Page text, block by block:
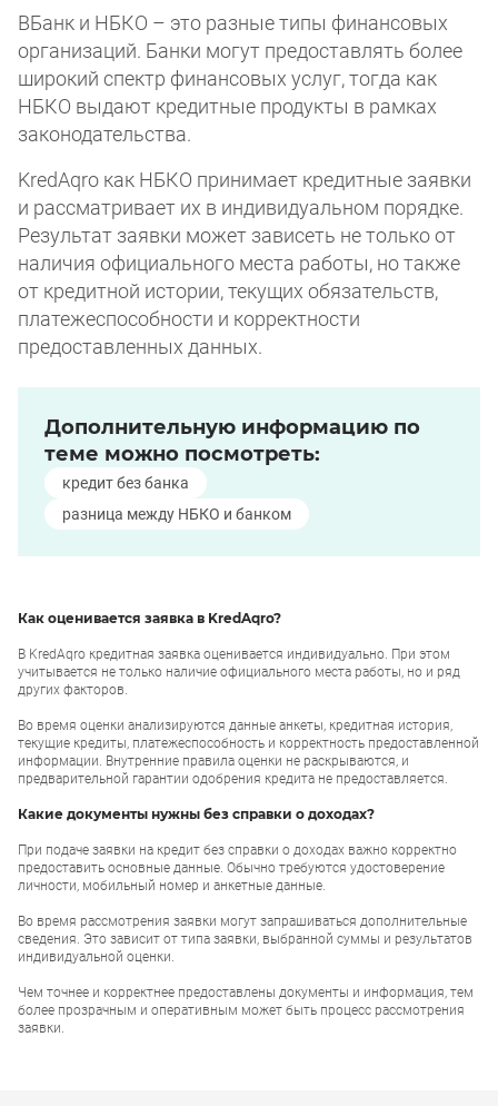
BБанк и НБКО – это разные типы финансовых
организаций. Банки могут предоставлять более
широкий спектр финансовых услуг, тогда как
НБКО выдают кредитные продукты в рамках
законодательства.
KredAqro как НБКО принимает кредитные заявки
и рассматривает их в индивидуальном порядке.
Результат заявки может зависеть не только от
наличия официального места работы, но также
от кредитной истории, текущих обязательств,
платежеспособности и корректности
предоставленных данных.
Дополнительную информацию по
теме можно посмотреть:
Дополнительную информацию по теме
кредит без банка
разница между НБКО и банком
Как оценивается заявка в KredAqro?
В KredAqro кредитная заявка оценивается индивидуально. При этом
учитывается не только наличие официального места работы, но и ряд
других факторов.
Во время оценки анализируются данные анкеты, кредитная история,
текущие кредиты, платежеспособность и корректность предоставленной
информации. Внутренние правила оценки не раскрываются, и
предварительной гарантии одобрения кредита не предоставляется.
Какие документы нужны без справки о доходах?
При подаче заявки на кредит без справки о доходах важно корректно
предоставить основные данные. Обычно требуются удостоверение
личности, мобильный номер и анкетные данные.
Во время рассмотрения заявки могут запрашиваться дополнительные
сведения. Это зависит от типа заявки, выбранной суммы и результатов
индивидуальной оценки.
Чем точнее и корректнее предоставлены документы и информация, тем
более прозрачным и оперативным может быть процесс рассмотрения
заявки.